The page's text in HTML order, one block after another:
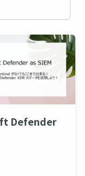
Defender